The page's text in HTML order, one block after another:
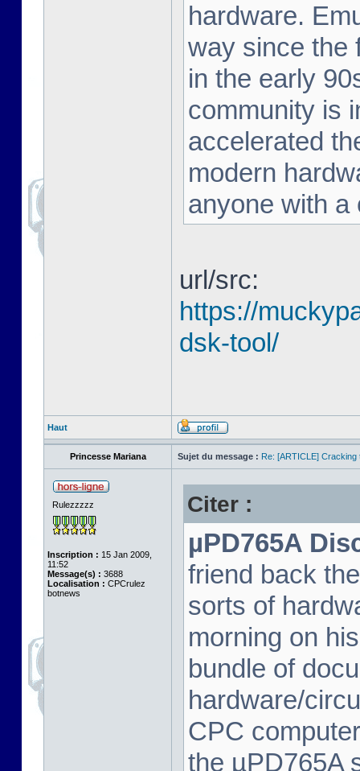
hardware.
way since the
in the early
community is
accelerated
modern
anyone with a
url/src:
https://
dsk-tool/
Haut
Princesse Mariana Sujet du message : Re: [ARTICLE] Cracking
Rulezzzzz
Inscription : 15 Jan 2009,
11:52
Message(s) : 3688
Localisation : CPCrulez
botnews
Citer :
µPD765A
friend back
sorts of
morning on
bundle of
hardware/
CPC
the µPD765A